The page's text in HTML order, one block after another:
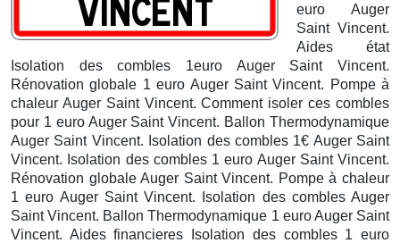
euro Auger
Saint Vincent.
Aides état
Isolation des combles 1euro Auger Saint Vincent.
Rénovation globale 1 euro Auger Saint Vincent. Pompe à
chaleur Auger Saint Vincent. Comment isoler ces combles
pour 1 euro Auger Saint Vincent. Ballon Thermodynamique
Auger Saint Vincent. Isolation des combles 1€ Auger Saint
Vincent. Isolation des combles 1 euro Auger Saint Vincent.
Rénovation globale Auger Saint Vincent. Pompe à chaleur
1 euro Auger Saint Vincent. Isolation des combles Auger
Saint Vincent. Ballon Thermodynamique 1 euro Auger Saint
Vincent. Aides financieres Isolation des combles 1 euro